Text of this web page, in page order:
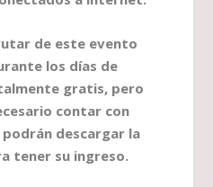
de este evento
los días de
gratis, pero
contar con
descargar la
tener su ingreso.